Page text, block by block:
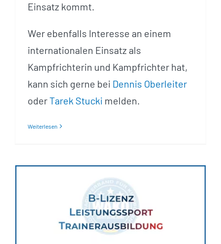
Einsatz kommt.
Wer ebenfalls Interesse an einem
internationalen Einsatz als
Kampfrichterin und Kampfrichter hat,
kann sich gerne bei Dennis Oberleiter
oderTarek Stucki melden.
Weiterlesen
Erfolgreicher Abschluss der
B-Lizenz Leistungssport